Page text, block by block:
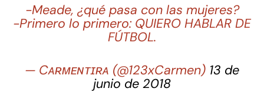
-Meade, ¿qué pasa con las mujeres?
-Primero lo primero: QUIERO HABLAR DE
FÚTBOL.
— Cᴀʀᴍᴇɴᴛɪʀᴀ (@123xCarmen) 13 de
junio de 2018